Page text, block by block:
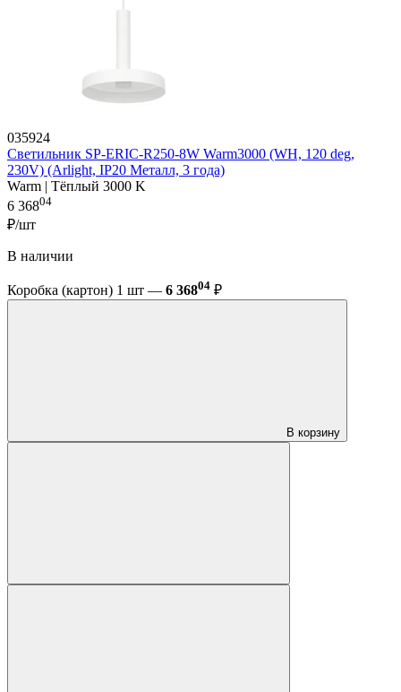
035924
Светильник SP-ERIC-R250-8W Warm3000 (WH, 120 deg,
230V) (Arlight, IP20 Металл, 3 года)
Warm | Тёплый 3000 K
6 36804
₽/шт
В наличии
Коробка (картон) 1 шт — 6 36804 ₽
В корзину